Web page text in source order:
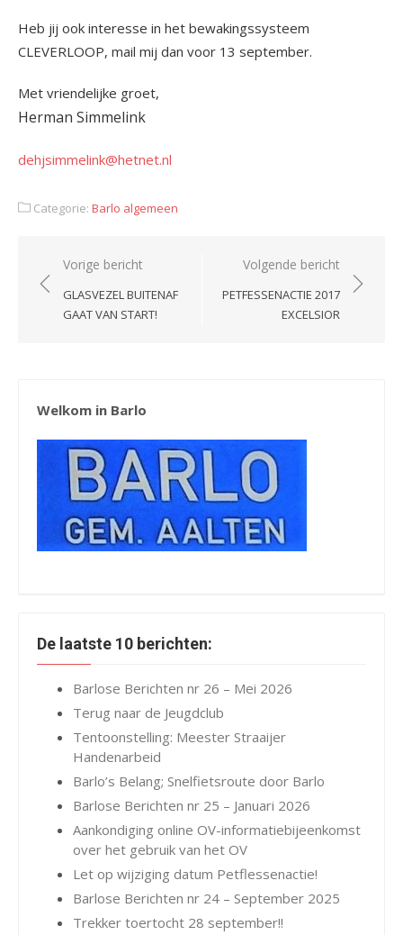
Heb jij ook interesse in het bewakingssysteem
CLEVERLOOP, mail mij dan voor 13 september.
Met vriendelijke groet,
Herman Simmelink
dehjsimmelink@hetnet.nl
Categorie: Barlo algemeen
Bericht
navigatie
Vorige bericht
GLASVEZEL BUITENAF
GAAT VAN START!
Volgende bericht
PETFESSENACTIE 2017
EXCELSIOR
Welkom in Barlo
De laatste 10 berichten:
Barlose Berichten nr 26 – Mei 2026
Terug naar de Jeugdclub
Tentoonstelling: Meester Straaijer
Handenarbeid
Barlo’s Belang; Snelfietsroute door Barlo
Barlose Berichten nr 25 – Januari 2026
Aankondiging online OV-informatiebijeenkomst
over het gebruik van het OV
Let op wijziging datum Petflessenactie!
Barlose Berichten nr 24 – September 2025
Trekker toertocht 28 september!!